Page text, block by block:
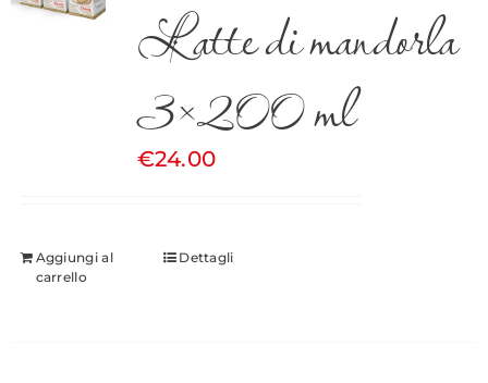
Latte di mandorla
3×200 ml
€24.00
Aggiungi al
carrello
Dettagli